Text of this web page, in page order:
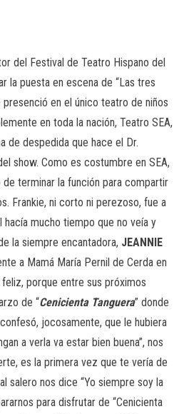
del Festival de Teatro Hispano del
la puesta en escena de “Las tres
en el único teatro de niños
en toda la nación, Teatro SEA,
de despedida que hace el Dr.
show. Como es costumbre en SEA,
terminar la función para compartir
Frankie, ni corto ni perezoso, fue a
hacía mucho tiempo que no veía y
la siempre encantadora, JEANNIE
a Mamá María Pernil de Cerda en
porque entre sus próximos
de “Cenicienta Tanguera” donde
jocosamente, que le hubiera
a verla va estar bien buena”, nos
es la primera vez que te vería de
salero nos dice “Yo siempre soy la
para disfrutar de “Cenicienta